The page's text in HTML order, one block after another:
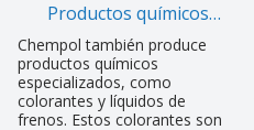
Productos químicos
especiales
Chempol también produce
productos químicos
especializados, como
colorantes y líquidos de
frenos. Estos colorantes son